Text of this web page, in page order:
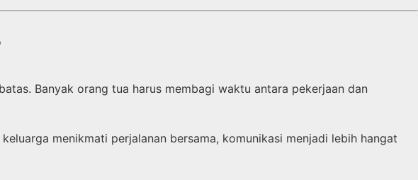
Banyak orang tua harus membagi waktu antara pekerjaan dan
menikmati perjalanan bersama, komunikasi menjadi lebih hangat